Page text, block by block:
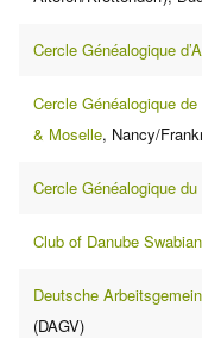
Cercle Généalogique
Cercle Généalogique
& Moselle, Nancy/
Cercle Généalogique
Club of Danube
Deutsche
(DAGV)